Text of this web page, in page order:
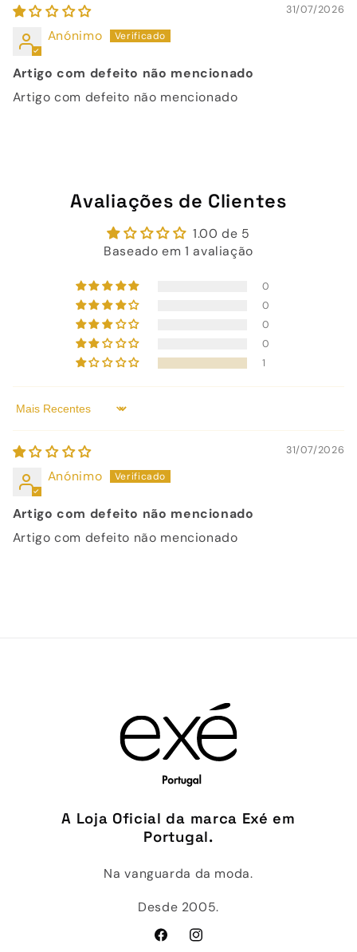
31/07/2026
Anónimo
Artigo com defeito não mencionado
Artigo com defeito não mencionado
Avaliações de Clientes
1.00 de 5
Baseado em 1 avaliação
0
0
0
0
1
Sort by
31/07/2026
Anónimo
Artigo com defeito não mencionado
Artigo com defeito não mencionado
A Loja Oficial da marca Exé em
Portugal.
Na vanguarda da moda.
Desde 2005.
FacebookInstagram